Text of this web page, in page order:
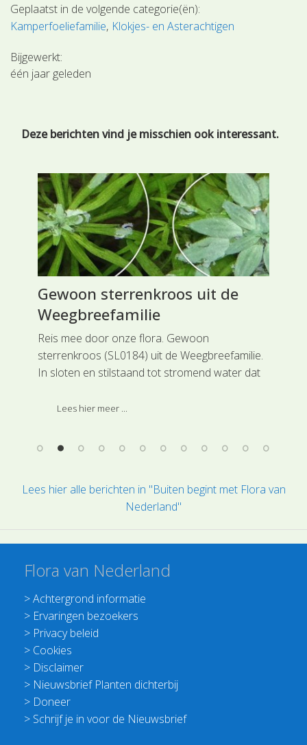
Geplaatst in de volgende categorie(ën):
Kamperfoeliefamilie Klokjes- en Asterachtigen
Bijgewerkt:
één jaar geleden
Deze berichten vind je misschien ook interessant.
Gewoon sterrenkroos uit de
Weegbreefamilie
Reis mee door onze flora. Gewoon
sterrenkroos (SL0184) uit de Weegbreefamilie.
In sloten en stilstaand tot stromend water dat
sterrenkroos vinden.
Lees hier meer ...
Lees hier alle berichten in "Buiten begint met Flora van
Nederland"
Flora van Nederland
>Achtergrond informatie
> Ervaringen bezoekers
> Privacy beleid
> Cookies
> Disclaimer
> Nieuwsbrief Planten dichterbij
> Doneer
> Schrijf je in voor de Nieuwsbrief